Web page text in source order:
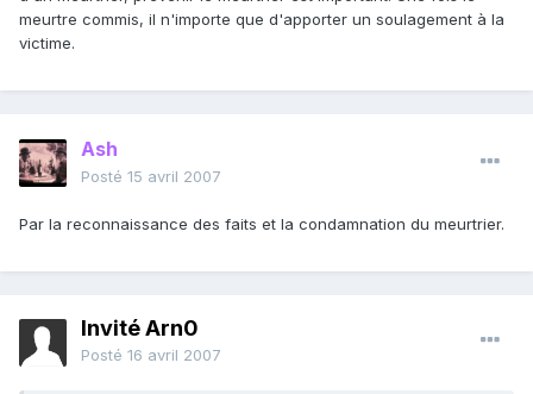
meurtre commis, il n'importe que d'apporter un soulagement à la
victime.
Ash
Posté 15 avril 2007
Par la reconnaissance des faits et la condamnation du meurtrier.
Invité Arn0
Posté 16 avril 2007